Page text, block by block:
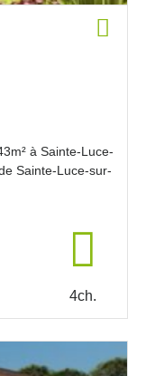
à Sainte-Luce-
Sainte-Luce-sur-
4ch.